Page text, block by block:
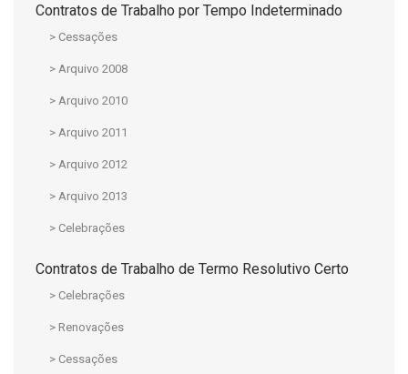
Contratos de Trabalho por Tempo Indeterminado
> Cessações
> Arquivo 2008
> Arquivo 2010
> Arquivo 2011
> Arquivo 2012
> Arquivo 2013
> Celebrações
Contratos de Trabalho de Termo Resolutivo Certo
> Celebrações
> Renovações
> Cessações